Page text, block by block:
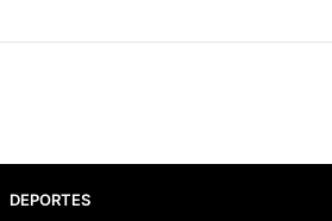
del Lago de Valsequillo
DEPORTES